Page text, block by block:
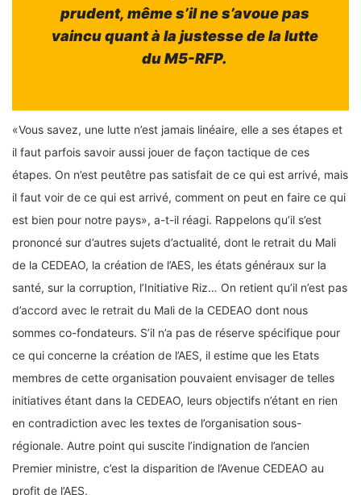
prudent, même s’il ne s’avoue pas
vaincu quant à la justesse de la lutte
du M5-RFP.
«Vous savez, une lutte n’est jamais linéaire, elle a ses étapes et
il faut parfois savoir aussi jouer de façon tactique de ces
étapes. On n’est peutêtre pas satisfait de ce qui est arrivé, mais
il faut voir de ce qui est arrivé, comment on peut en faire ce qui
est bien pour notre pays», a-t-il réagi. Rappelons qu’il s’est
prononcé sur d’autres sujets d’actualité, dont le retrait du Mali
de la CEDEAO, la création de l’AES, les états généraux sur la
santé, sur la corruption, l’Initiative Riz… On retient qu’il n’est pas
d’accord avec le retrait du Mali de la CEDEAO dont nous
sommes co-fondateurs. S’il n’a pas de réserve spécifique pour
ce qui concerne la création de l’AES, il estime que les Etats
membres de cette organisation pouvaient envisager de telles
initiatives étant dans la CEDEAO, leurs objectifs n’étant en rien
en contradiction avec les textes de l’organisation sous-
régionale. Autre point qui suscite l’indignation de l’ancien
Premier ministre, c’est la disparition de l’Avenue CEDEAO au
profit de l’AES.